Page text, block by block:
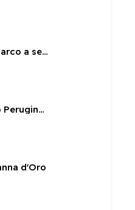
Stemma Leti su arco a sesto scemo
Targa a Fabrizio Perugino sul Fortilizio
d'Oro